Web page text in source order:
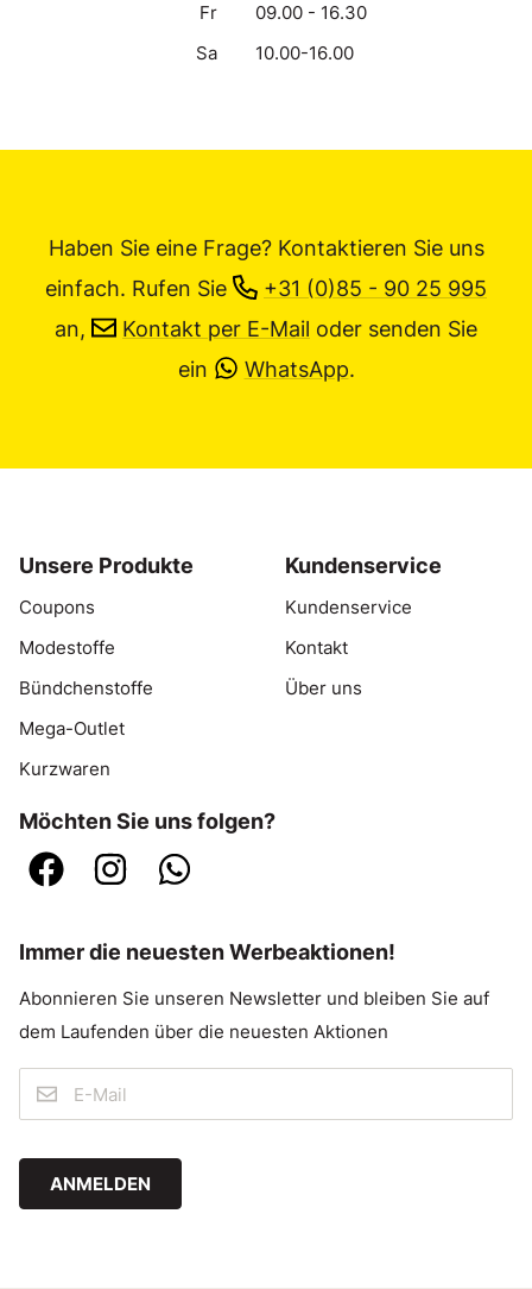
Fr
09.00 - 16.30
Sa
10.00-16.00
Haben Sie eine Frage? Kontaktieren Sie uns
einfach. Rufen Sie
+31 (0)85 - 90 25 995
an,
Kontakt per E-Mail oder senden Sie
ein
WhatsApp.
Unsere Produkte
Coupons
Modestoffe
Bündchenstoffe
Mega-Outlet
Kurzwaren
Kundenservice
Kundenservice
Kontakt
Über uns
Möchten Sie uns folgen?
Immer die neuesten Werbeaktionen!
Abonnieren Sie unseren Newsletter und bleiben Sie auf
dem Laufenden über die neuesten Aktionen
ANMELDEN